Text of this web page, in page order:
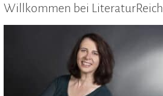
Willkommen bei LiteraturReich